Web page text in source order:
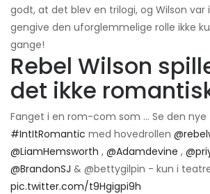
godt, at det blev en trilogi, og Wilson var
gengive den uforglemmelige rolle ikke
gange!
Rebel Wilson
det ikke
Fanget i en rom-com som ... Se den nye
#IntItRomantic med hovedrollen
@LiamHemsworth , @Adamdevine ,
@BrandonSJ & @bettygilpin - kun i
pic.twitter.com/t9Hgigpi9h